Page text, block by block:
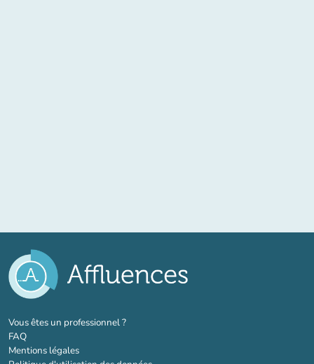
Vous êtes un professionnel ?(nouvel onglet)
FAQ
Mentions légales